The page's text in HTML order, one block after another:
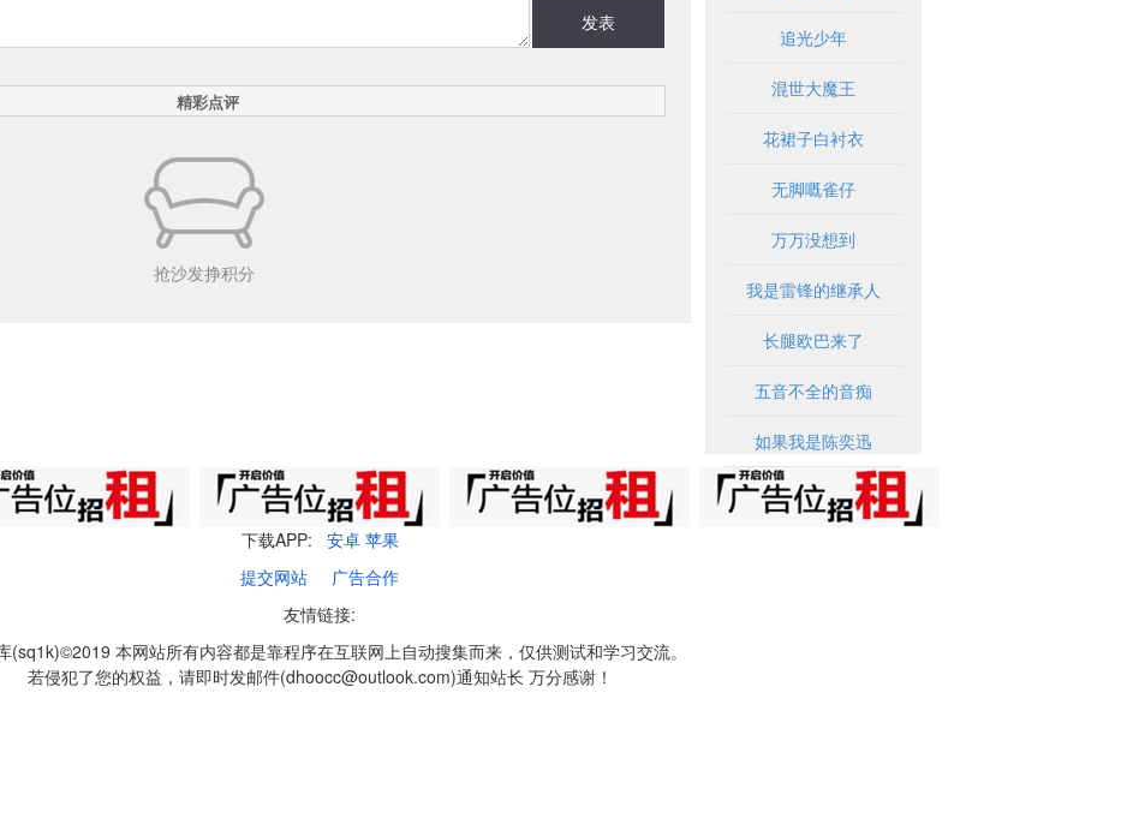
发表
精彩点评
抢沙发挣积分
追光少年
混世大魔王
花裙子白衬衣
无脚嘅雀仔
万万没想到
我是雷锋的继承人
长腿欧巴来了
五音不全的音痴
如果我是陈奕迅
下载APP: 安卓 苹果
提交网站
广告合作
友情链接:
(sq1k)©2019 本网站所有内容都是靠程序在互联网上自动搜集而来，仅供测试和学习交流。
若侵犯了您的权益，请即时发邮件(dhoocc@outlook.com)通知站长 万分感谢！